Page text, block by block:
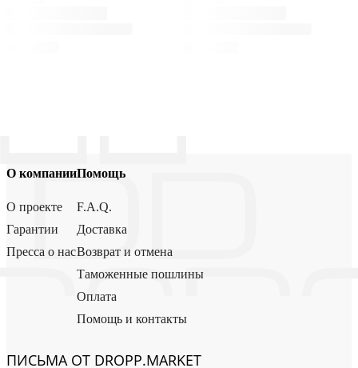
О компании
О проекте
Гарантии
Пресса о нас
Помощь
F.A.Q.
Доставка
Возврат и отмена
Таможенные пошлины
Оплата
Помощь и контакты
ПИСЬМА ОТ DROPP.MARKET